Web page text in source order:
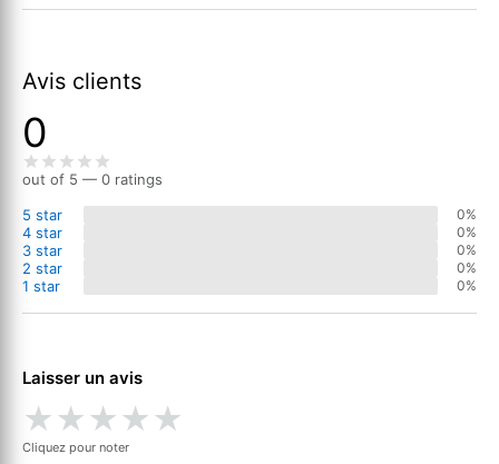
Avis clients
0
out of 5 — 0 ratings
5 star
0%
4 star 0%
3 star 0%
2 star 0%
1 star 0%
Laisser un avis
★★★★★
Cliquez pour noter